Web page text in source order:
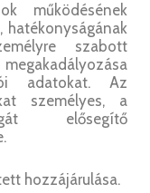
működésének
hatékonyságának
szabott
adatokat. Az
személyes, a
elősegítő
hozzájárulása.